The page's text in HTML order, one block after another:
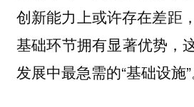
创新能力上或许存在差距
基础环节拥有显著优势，
发展中最急需的“基础设施”